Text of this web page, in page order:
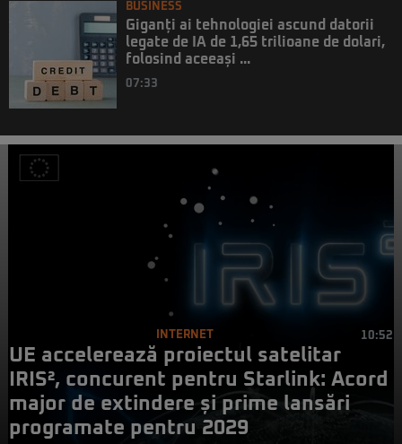
BUSINESS
Giganți ai tehnologiei ascund datorii
legate de IA de 1,65 trilioane de dolari,
folosind aceeași ...
07:33
INTERNET 10:52
UE accelerează proiectul satelitar
IRIS², concurent pentru Starlink: Acord
major de extindere și prime lansări
programate pentru 2029